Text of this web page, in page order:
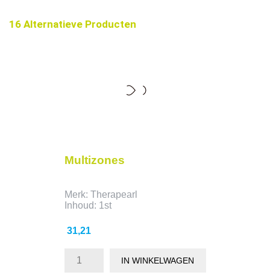
16 Alternatieve Producten
Multizones
Merk: Therapearl
Inhoud: 1st
Prijs
31,21
IN WINKELWAGEN